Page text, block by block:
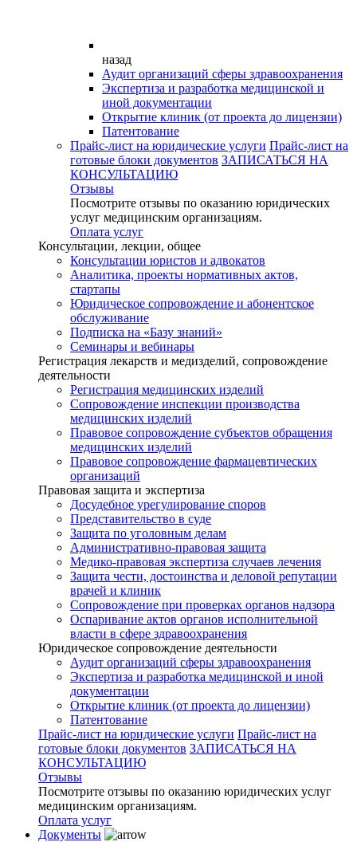
назад
Аудит организаций сферы здравоохранения
Экспертиза и разработка медицинской и
иной документации
Открытие клиник (от проекта до лицензии)
Патентование
Прайс-лист на юридические услуги Прайс-лист на
готовые блоки документов ЗАПИСАТЬСЯ НА
КОНСУЛЬТАЦИЮ
Отзывы
Посмотрите отзывы по оказанию юридических
услуг медицинским организациям.
Оплата услуг
Консультации, лекции, общее
Консультации юристов и адвокатов
Аналитика, проекты нормативных актов,
стартапы
Юридическое сопровождение и абонентское
обслуживание
Подписка на «Базу знаний»
Семинары и вебинары
Регистрация лекарств и медизделий, сопровождение
деятельности
Регистрация медицинских изделий
Сопровождение инспекции производства
медицинских изделий
Правовое сопровождение субъектов обращения
медицинских изделий
Правовое сопровождение фармацевтических
организаций
Правовая защита и экспертиза
Досудебное урегулирование споров
Представительство в суде
Защита по уголовным делам
Административно-правовая защита
Медико-правовая экспертиза случаев лечения
Защита чести, достоинства и деловой репутации
врачей и клиник
Сопровождение при проверках органов надзора
Оспаривание актов органов исполнительной
власти в сфере здравоохранения
Юридическое сопровождение деятельности
Аудит организаций сферы здравоохранения
Экспертиза и разработка медицинской и иной
документации
Открытие клиник (от проекта до лицензии)
Патентование
Прайс-лист на юридические услуги Прайс-лист на
готовые блоки документов ЗАПИСАТЬСЯ НА
КОНСУЛЬТАЦИЮ
Отзывы
Посмотрите отзывы по оказанию юридических услуг
медицинским организациям.
Оплата услуг
Документы